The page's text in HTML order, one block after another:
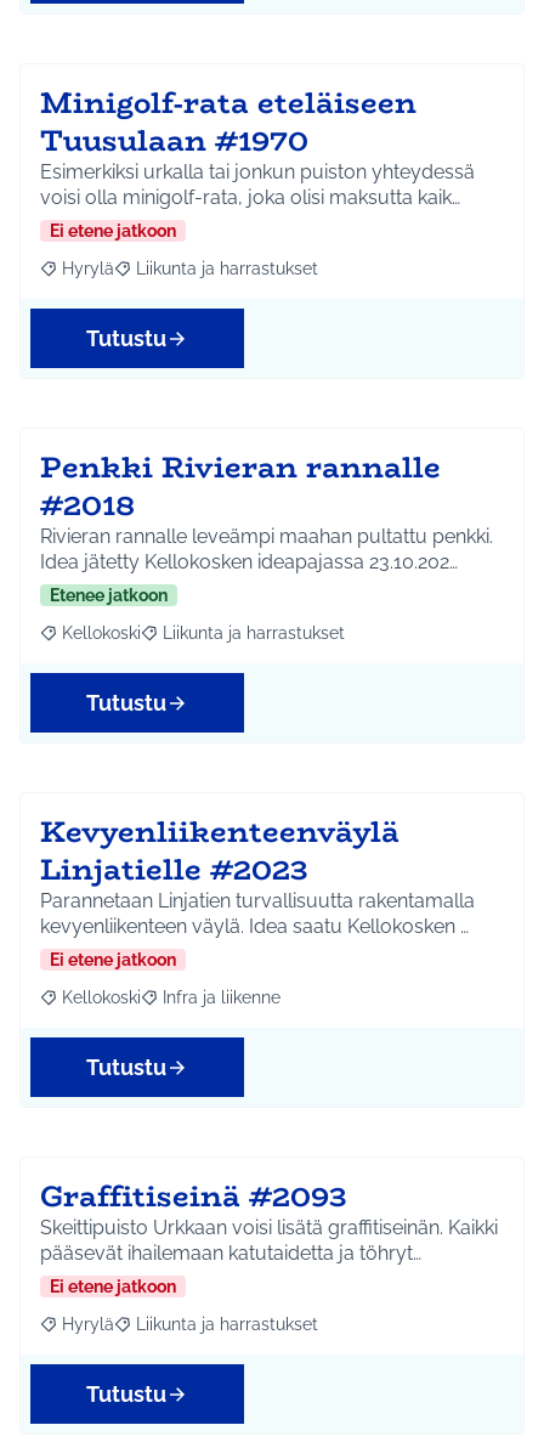
Minigolf-rata eteläiseen
Tuusulaan #1970
Esimerkiksi urkalla tai jonkun puiston yhteydessä
voisi olla minigolf-rata, joka olisi maksutta kaik…
Ei etene jatkoon
Rajaa tulokset aihepiirin mukaan: Hyrylä
Hyrylä Rajaa tulokset teeman mukaan: Liikunta ja
Liikunta ja harrastukset
Tutustu
Penkki Rivieran rannalle
#2018
Rivieran rannalle leveämpi maahan pultattu penkki.
Idea jätetty Kellokosken ideapajassa 23.10.202…
Etenee jatkoon
Rajaa tulokset aihepiirin mukaan: Kellokoski
Kellokoski Rajaa tulokset teeman mukaan: Liikunta ja
Liikunta ja harrastukset
Tutustu
Kevyenliikenteenväylä
Linjatielle #2023
Parannetaan Linjatien turvallisuutta rakentamalla
kevyenliikenteen väylä. Idea saatu Kellokosken …
Ei etene jatkoon
Rajaa tulokset aihepiirin mukaan: Kellokoski
Kellokoski Rajaa tulokset teeman mukaan: Infra ja liikenne
Infra ja liikenne
Tutustu
Graffitiseinä #2093
Skeittipuisto Urkkaan voisi lisätä graffitiseinän. Kaikki
pääsevät ihailemaan katutaidetta ja töhryt…
Ei etene jatkoon
Rajaa tulokset aihepiirin mukaan: Hyrylä
Hyrylä Rajaa tulokset teeman mukaan: Liikunta ja
Liikunta ja harrastukset
Tutustu